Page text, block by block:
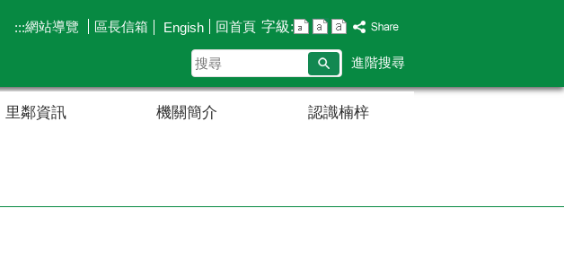
:::網站導覽 區長信箱 Engish 回首頁 字級:
搜
尋
進階搜尋
里鄰資訊 機關簡介 認識楠梓